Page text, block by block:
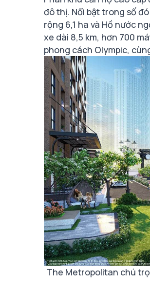
đô thị. Nổi bật trong số
rộng 6,1 ha và Hồ nước
xe dài 8,5 km, hơn 700
phong cách Olympic,
The Metropolitan chú